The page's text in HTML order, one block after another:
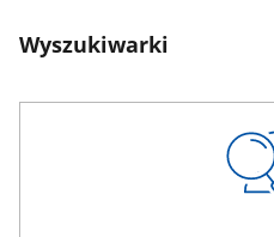
Wyszukiwarki